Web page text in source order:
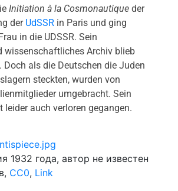
Initiation à la Cosmonautique der
der UdSSR in Paris und ging
in die UDSSR. Sein
wissenschaftliches Archiv blieb
Doch als die Deutschen die Juden
steckten, wurden von
umgebracht. Sein
leider auch verloren gegangen.
1932 года, автор не известен
CC0, Link